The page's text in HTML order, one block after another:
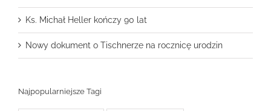
Ks. Michał Heller kończy 90 lat
Nowy dokument o Tischnerze na rocznicę urodzin
Najpopularniejsze Tagi